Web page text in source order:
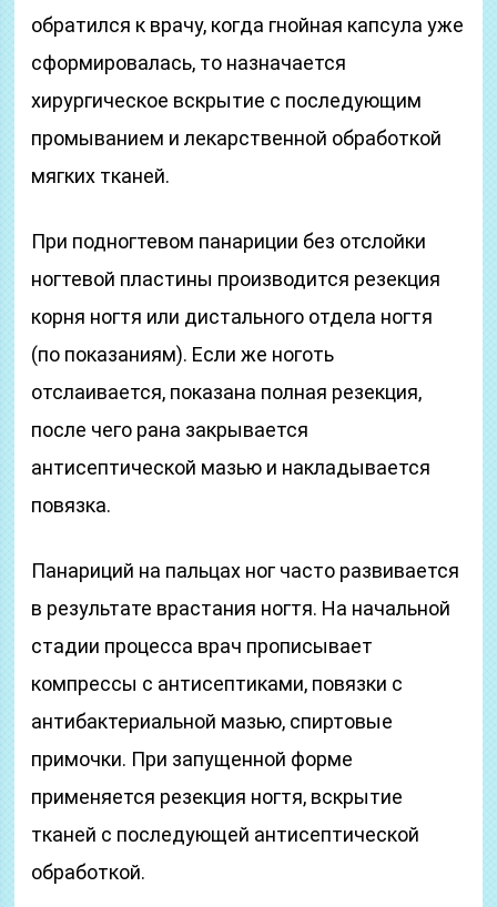
обратился к врачу, когда гнойная капсула уже
сформировалась, то назначается
хирургическое вскрытие с последующим
промыванием и лекарственной обработкой
мягких тканей.
При подногтевом панариции без отслойки
ногтевой пластины производится резекция
корня ногтя или дистального отдела ногтя
(по показаниям). Если же ноготь
отслаивается, показана полная резекция,
после чего рана закрывается
антисептической мазью и накладывается
повязка.
Панариций на пальцах ног часто развивается
в результате врастания ногтя. На начальной
стадии процесса врач прописывает
компрессы с антисептиками, повязки с
антибактериальной мазью, спиртовые
примочки. При запущенной форме
применяется резекция ногтя, вскрытие
тканей с последующей антисептической
обработкой.